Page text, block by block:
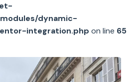
dynamic-
integration.php on line 65